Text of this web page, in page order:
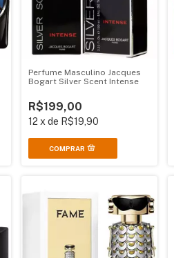
Perfume Masculino Jacques
Bogart Silver Scent Intense
R$199,00
12 xde R$19,90